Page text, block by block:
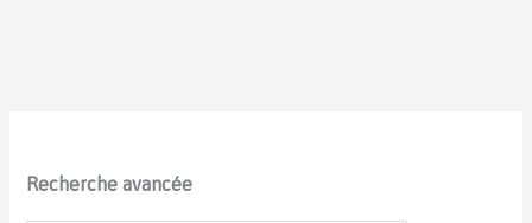
Recherche avancée